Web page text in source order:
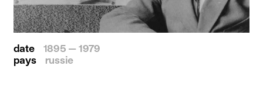
date
1895 — 1979
pays
russie